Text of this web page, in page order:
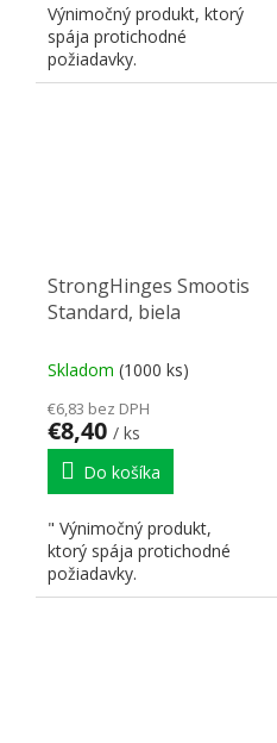
Výnimočný produkt, ktorý
spája protichodné
požiadavky.
StrongHinges Smootis
Standard, biela
Skladom (1000 ks)
€6,83 bez DPH
€8,40 / ks
Do košíka
" Výnimočný produkt,
ktorý spája protichodné
požiadavky.